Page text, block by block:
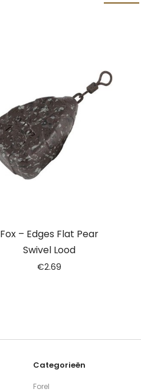
Fox – Edges Flat Pear
Swivel Lood
€2.69
Categorieën
Forel